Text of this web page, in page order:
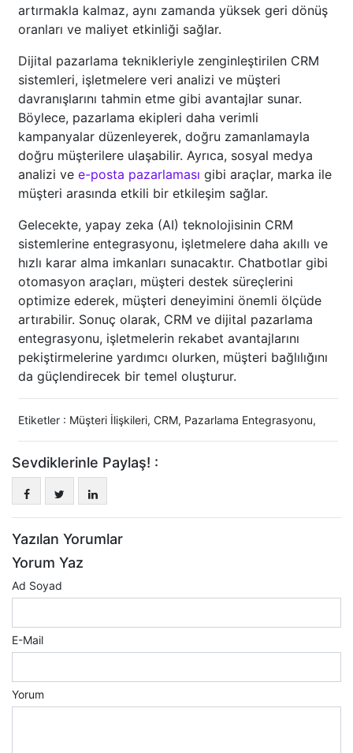
artırmakla kalmaz, aynı zamanda yüksek geri dönüş
oranları ve maliyet etkinliği sağlar.
Dijital pazarlama teknikleriyle zenginleştirilen CRM
sistemleri, işletmelere veri analizi ve müşteri
davranışlarını tahmin etme gibi avantajlar sunar.
Böylece, pazarlama ekipleri daha verimli
kampanyalar düzenleyerek, doğru zamanlamayla
doğru müşterilere ulaşabilir. Ayrıca, sosyal medya
analizi ve e-posta pazarlaması gibi araçlar, marka ile
müşteri arasında etkili bir etkileşim sağlar.
Gelecekte, yapay zeka (AI) teknolojisinin CRM
sistemlerine entegrasyonu, işletmelere daha akıllı ve
hızlı karar alma imkanları sunacaktır. Chatbotlar gibi
otomasyon araçları, müşteri destek süreçlerini
optimize ederek, müşteri deneyimini önemli ölçüde
artırabilir. Sonuç olarak, CRM ve dijital pazarlama
entegrasyonu, işletmelerin rekabet avantajlarını
pekiştirmelerine yardımcı olurken, müşteri bağlılığını
da güçlendirecek bir temel oluşturur.
Etiketler : Müşteri İlişkileri, CRM, Pazarlama Entegrasyonu,
Sevdiklerinle Paylaş! :
Yazılan Yorumlar
Yorum Yaz
Ad Soyad
E-Mail
Yorum